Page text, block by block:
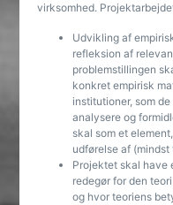
virksomhed.
Udvikling af
refleksion af
problemstillingen
konkret empirisk
institutioner, som
analysere og
skal som et
udførelse af
Projektet skal have
redegør for den
og hvor teoriens